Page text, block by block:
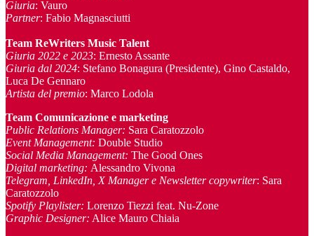
Giuria: Vauro
Partner: Fabio Magnasciutti
Team ReWriters Music Talent
Giuria 2022 e 2023: Ernesto Assante
Giuria dal 2024: Stefano Bonagura (Presidente), Gino Castaldo,
Luca De Gennaro
Artista del premio: Marco Lodola
Team Comunicazione e marketing
Public Relations Manager: Sara Caratozzolo
Event Management: Double Studio
Social Media Management: The Good Ones
Digital marketing: Alessandro Vivona
Telegram, LinkedIn, X Manager e Newsletter copywriter: Sara
Caratozzolo
Spotify Playlister: Lorenzo Tiezzi feat. Nu-Zone
Graphic Designer: Alice Mauro Chiaia